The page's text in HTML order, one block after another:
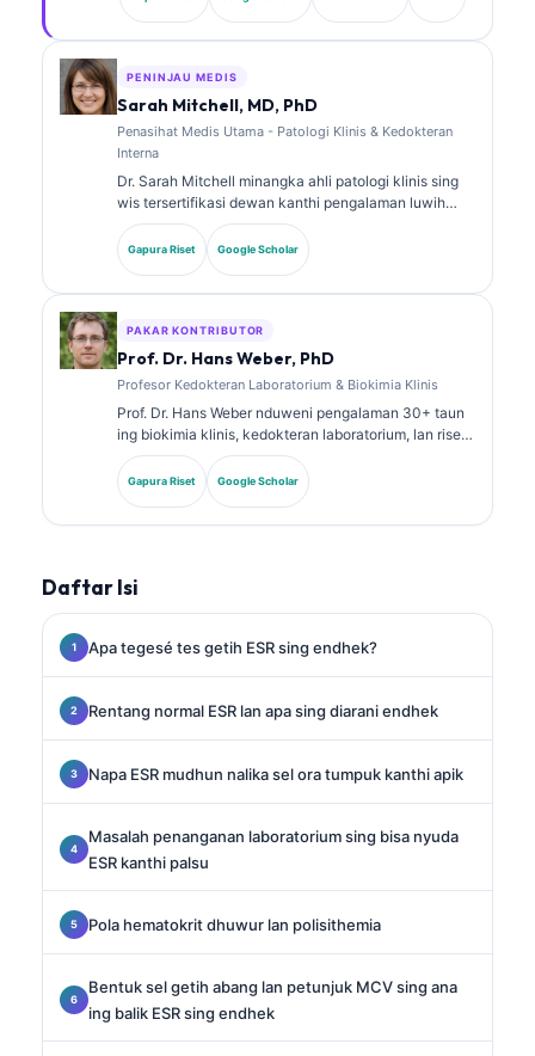
dibantu AI. Minangka Chief Medical Officer ing
kepemilikan kasebut. Dr. Klein wis nerbitake akeh
babagan interpretasi biomarker lan diagnostik
PENINJAU MEDIS
Sarah Mitchell, MD, PhD
Penasihat Medis Utama - Patologi Klinis & Kedokteran
Interna
Dr. Sarah Mitchell minangka ahli patologi klinis sing
wis tersertifikasi dewan kanthi pengalaman luwih
saka 18 taun ing bidang kedokteran laboratorium lan
analisis diagnostik. Dheweke nduweni sertifikasi
spesialis ing kimia klinis lan wis akeh nerbitake
Gapura Riset Google Scholar
PAKAR KONTRIBUTOR
Prof. Dr. Hans Weber, PhD
Profesor Kedokteran Laboratorium & Biokimia Klinis
Prof. Dr. Hans Weber nduweni pengalaman 30+ taun
ing biokimia klinis, kedokteran laboratorium, lan riset
biomarker. Mantan Presiden saka German Society for
Clinical Chemistry, dheweke spesialis ing analisis
panel diagnostik, standarisasi biomarker, lan
Gapura Riset Google Scholar
Daftar Isi
Apa tegesé tes getih ESR sing endhek?
Rentang normal ESR lan apa sing diarani endhek
Napa ESR mudhun nalika sel ora tumpuk kanthi apik
Masalah penanganan laboratorium sing bisa nyuda
ESR kanthi palsu
Pola hematokrit dhuwur lan polisithemia
Bentuk sel getih abang lan petunjuk MCV sing ana
ing balik ESR sing endhek